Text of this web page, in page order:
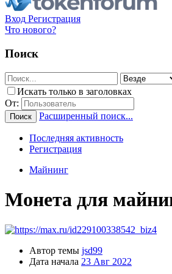
Вход Регистрация
Что нового?
Поиск
Искать только в заголовках
От:
Поиск Расширенный поиск...
Последняя активность
Регистрация
Майнинг
Монета для
Автор темы jsd99
Дата начала 23 Авг 2022